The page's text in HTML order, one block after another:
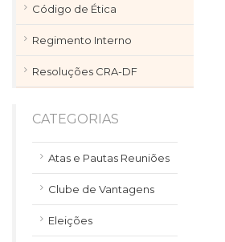
Código de Ética
Regimento Interno
Resoluções CRA-DF
CATEGORIAS
Atas e Pautas Reuniões
Clube de Vantagens
Eleições